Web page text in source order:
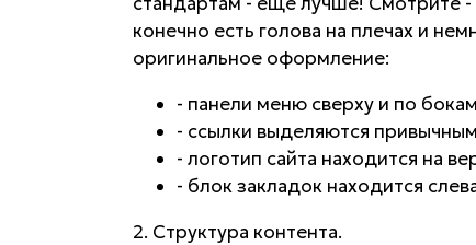
конечно есть голова на плечах и
оригинальное оформление:
- панели меню сверху и по
- ссылки выделяются
- логотип сайта находится на
- блок закладок находится
2. Структура контента.